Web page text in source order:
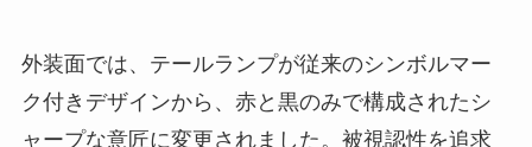
外装面では、テールランプが従来のシンボルマー
ク付きデザインから、赤と黒のみで構成されたシ
ャープな意匠に変更されました。被視認性を追求